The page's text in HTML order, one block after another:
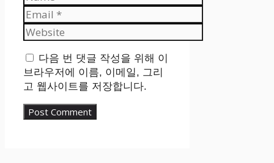
Email
Website
다음 번 댓글 작성을 위해 이
브라우저에 이름, 이메일, 그리
고 웹사이트를 저장합니다.